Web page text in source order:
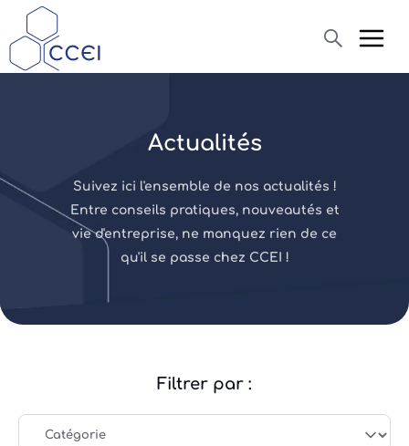
Qui sommes-nous ?
Produits
Actualités
Actualités
Suivez ici l'ensemble de nos actualités !
Entre conseils pratiques, nouveautés et
vie d'entreprise, ne manquez rien de ce
qu'il se passe chez CCEI !
Filtrer par :